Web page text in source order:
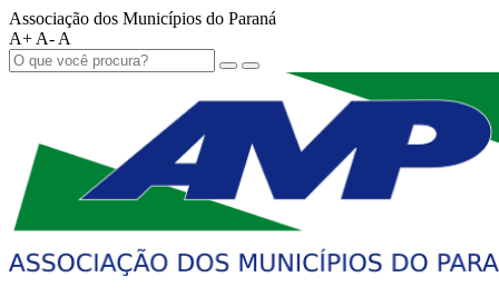
Associação dos Municípios do Paraná
A+ A- A